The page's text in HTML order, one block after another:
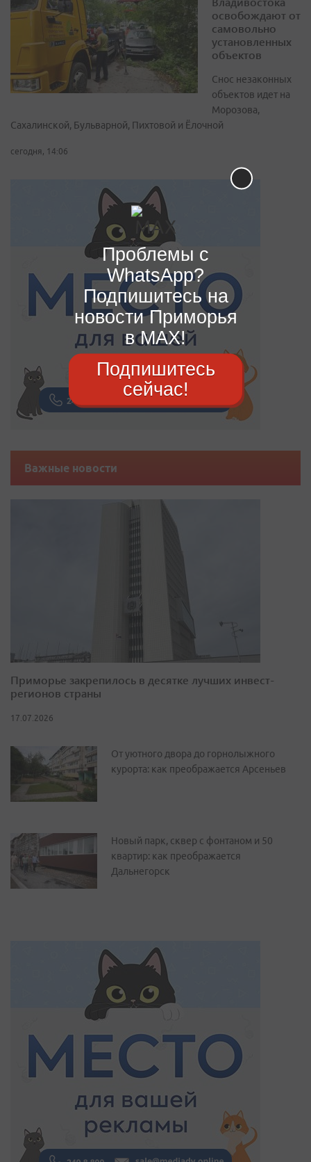
освобождают от
самовольно
установленных
объектов
Снос незаконных
объектов идет на
Морозова,
Сахалинской, Бульварной, Пихтовой и Ёлочной
сегодня, 14:06
Важные новости
Приморье закрепилось в десятке лучших инвест-
регионов страны
17.07.2026
От уютного двора до горнолыжного
курорта: как преображается Арсеньев
Новый парк, сквер с фонтаном и 50
квартир: как преображается
Дальнегорск
Проблемы с
WhatsApp?
Подпишитесь на
новости Приморья
в MAX!
Подпишитесь
сейчас!